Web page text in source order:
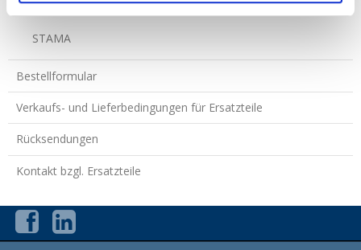
STAMA
Bestellformular
Verkaufs- und Lieferbedingungen für Ersatzteile
Rücksendungen
Kontakt bzgl. Ersatzteile